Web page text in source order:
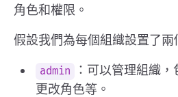
角色和權限。
假設我們為每個組織設置了兩
admin
：可以管理組織
更改角色等。